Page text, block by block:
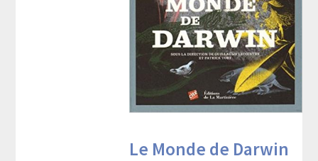
Le Monde de Darwin